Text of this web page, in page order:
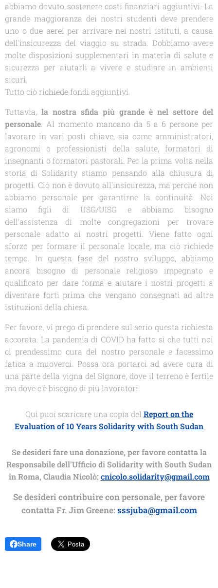
abbiamo dovuto sostenere costi finanziari aggiuntivi. La
grande maggioranza dei nostri studenti deve prendere
uno o due aerei per arrivare nei nostri istituti, a causa
dell'insicurezza del viaggio su strada. Dobbiamo avere
molte disposizioni supplementari in materia di salute e
sicurezza per aiutarli a vivere e studiare in ambienti
sicuri.
Tutto ciò richiede fondi aggiuntivi.
Tuttavia, la nostra sfida più grande è nel settore del
personale. Al momento mancano da 5 a 6 persone per
lavorare in vari posti chiave, sia come amministratori,
agronomi o professionisti della salute, formatori di
insegnanti o formatori pastorali. Per la prima volta nella
storia di Solidarity stiamo pensando alla chiusura di
progetti. Ciò non è dovuto all'insicurezza, ma perché non
abbiamo personale per garantirne la continuità. Noi
siamo figli di USG/UISG e abbiamo bisogno
dell'assistenza di molte congregazioni per trovare
personale adatto ai nostri progetti. Viene fatto ogni
sforzo per formare il personale locale, ma ciò richiede
tempo. In questa fase del nostro sviluppo, abbiamo
ancora bisogno di personale religioso impegnato e
qualificato per dare forma e aiutare i nostri progetti a
diventare forti prima che vengano consegnati ad altre
istituzioni della chiesa.
Per favore, vi prego di prendere sul serio questa richiesta
accorata. La pandemia di COVID ha fatto sì che tutti noi
ci prendessimo cura del nostro personale e facessimo
fatica a muoverci. Possa ora portarci ad avere cura di
una parte della vigna del Signore, dove il terreno è fertile
ma dove c'è bisogno di più lavoratori.
Qui puoi scaricare una copia del Report on the
Evaluation of 10 Years Solidarity with South Sudan
Se desideri fare una donazione, per favore contatta la
Responsabile dell'Ufficio di Solidarity with South Sudan
in Roma, Claudia Nicolò: cnicolo.solidarity@gmail.com
Se desideri contribuire con personale, per favore
contatta Fr. Jim Greene: sssjuba@gmail.com
Share